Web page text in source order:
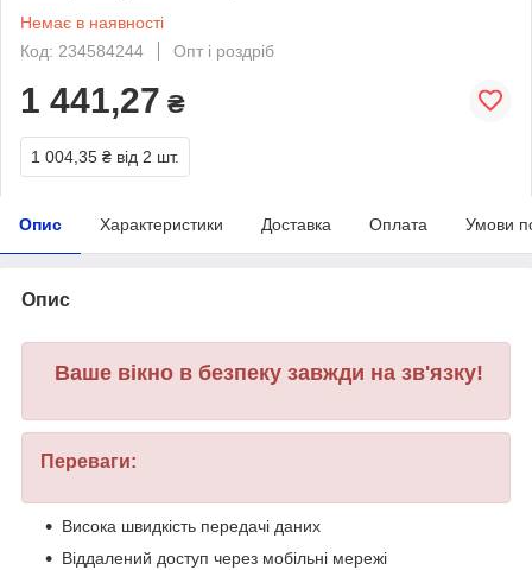
Немає в наявності
Код: 234584244
Опт і роздріб
1 441,27 ₴
1 004,35 ₴ від 2 шт.
Опис Характеристики Доставка Оплата Умови
Опис
Ваше вікно в безпеку завжди на зв'язку!
Переваги:
Висока швидкість передачі даних
Віддалений доступ через мобільні мережі